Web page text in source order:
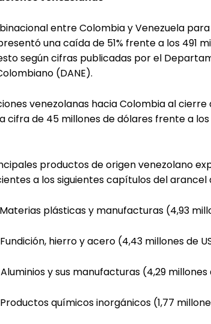
entre Colombia y Venezuela para
una caída de 51% frente a los 491
según cifras publicadas por el
(DANE).
venezolanas hacia Colombia al cierre
cifra de 45 millones de dólares frente a
productos de origen venezolano
a los siguientes capítulos del arancel
plásticas y manufacturas (4,93
hierro y acero (4,43 millones de
y sus manufacturas (4,29 millones
químicos inorgánicos (1,77